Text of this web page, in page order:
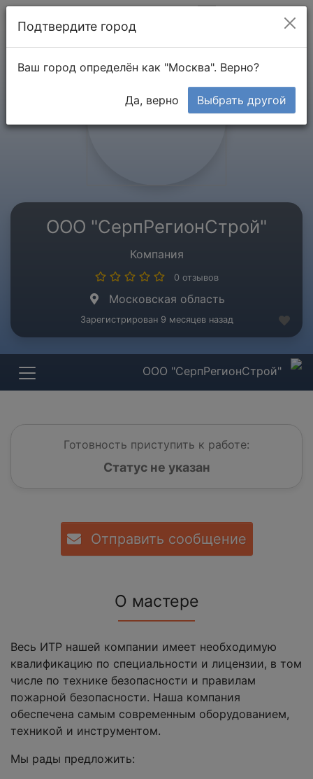
ООО "СерпРегионСтрой"
Компания
0 отзывов
Московская область
Зарегистрирован 9 месяцев назад
ООО "СерпРегионСтрой"
Готовность приступить к работе:
Статус не указан
Отправить сообщение
О мастере
Весь ИТР нашей компании имеет необходимую
квалификацию по специальности и лицензии, в том
числе по технике безопасности и правилам
пожарной безопасности. Наша компания
обеспечена самым современным оборудованием,
техникой и инструментом.
Мы рады предложить:
Подтвердите город
Ваш город определён как "Москва". Верно?
Да, верно Выбрать другой